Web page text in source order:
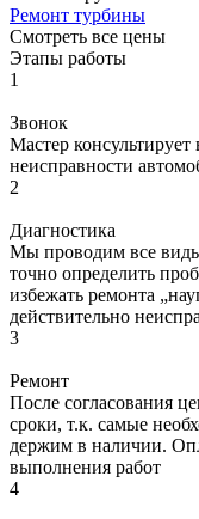
Ремонт турбины
Смотреть все цены
Этапы работы
1
Звонок
Мастер
неисправности
2
Диагностика
Мы проводим все виды
точно определить
избежать ремонта
действительно
3
Ремонт
После согласования
сроки, т.к. самые
держим в наличии.
выполнения работ
4